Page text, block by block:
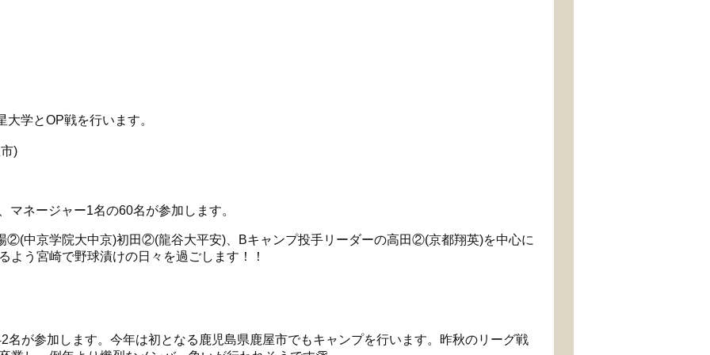
学とOP戦を行います。
)
マネージャー1名の60名が参加します。
②(中京学院大中京)初田②(龍谷大平安)、Bキャンプ投手リーダーの高田②(京都翔英)を中心に
よう宮崎で野球漬けの日々を過ごします！！
名が参加します。今年は初となる鹿児島県鹿屋市でもキャンプを行います。昨秋のリーグ戦